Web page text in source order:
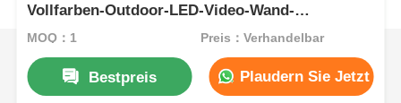
Vollfarben-Outdoor-LED-Video-Wand-
Kollisionsschutzschrank 5000cd
MOQ：1 Preis：Verhandelbar
Bestpreis Plaudern Sie Jetzt